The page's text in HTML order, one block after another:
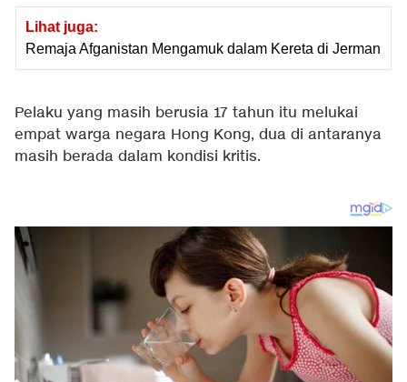
Lihat juga:
Remaja Afganistan Mengamuk dalam Kereta di Jerman
Pelaku yang masih berusia 17 tahun itu melukai
empat warga negara Hong Kong, dua di antaranya
masih berada dalam kondisi kritis.